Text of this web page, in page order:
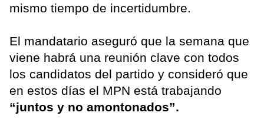
mismo tiempo de incertidumbre.
El mandatario aseguró que la semana que
viene habrá una reunión clave con todos
los candidatos del partido y consideró que
en estos días el MPN está trabajando
“juntos y no amontonados”.